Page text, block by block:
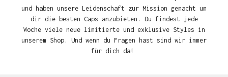
und haben unsere Leidenschaft zur Mission gemacht um
dir die besten Caps anzubieten. Du findest jede
Woche viele neue limitierte und exklusive Styles in
unserem Shop. Und wenn du Fragen hast sind wir immer
für dich da!